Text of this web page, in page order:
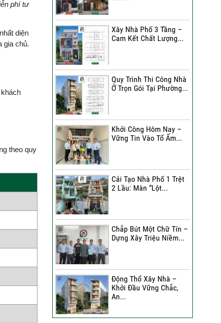
phí tư
diện
gia chủ.
theo quy
Đánh Giá Của Chị Dung Về
Công Trình Sửa Chữa Nhà
Đánh Giá Của Anh Khoa
Về Công Trình Sửa Nhà 3
Tầng
Công Trình Sửa Nhà 3
Tầng
Sửa Nhà Trọn Gói | Chị Lê
Xây Nhà Phố Hẻm Nhỏ |
Anh Duy Đánh Giá Như
30 Ngày Thay Áo Mới | Chị
Kim Nhận Xét Như Thế
Nào?
Xây Nhà Phố 3 Tầng –
Cam Kết Chất Lượng...
Quy Trình Thi Công Nhà
Ở Trọn Gói Tại Phường...
Khởi Công Hôm Nay –
Vững Tin Vào Tổ Ấm...
Cải Tạo Nhà Phố 1 Trệt
2 Lầu: Màn “Lột...
Chắp Bút Một Chữ Tín –
Dựng Xây Triệu Niềm...
Động Thổ Xây Nhà –
Khởi Đầu Vững Chắc,
An...